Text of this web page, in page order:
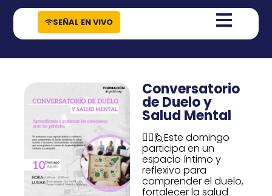
contenido
SEÑAL EN VIVO
Conversatorio
de Duelo y
Salud Mental
🙋‍♀️🙋Este domingo
participa en un
espacio íntimo y
reflexivo para
comprender el duelo,
fortalecer la salud